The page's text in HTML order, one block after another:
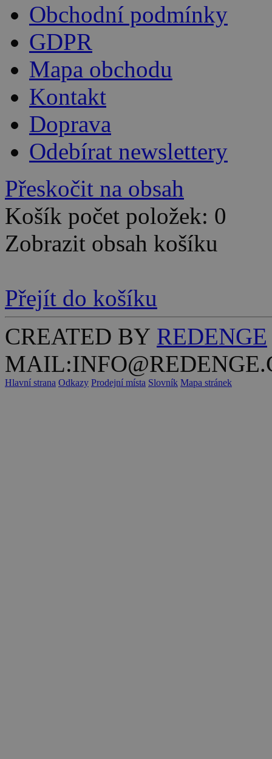
Obchodní podmínky
GDPR
Mapa obchodu
Kontakt
Doprava
Odebírat newslettery
Přeskočit na obsah
Košík počet položek: 0
Zobrazit obsah košíku
Přejít do košíku
CREATED BY REDENGE
Hlavní strana Odkazy Prodejní místa Slovník Mapa stránek